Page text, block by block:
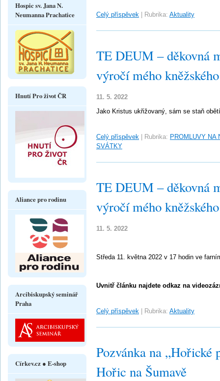
Celý příspěvek Rubrika: Aktuality
TE DEUM – děkovná
výročí mého
11. 5. 2022
Jako Kristus ukřižovaný, sám se staň obětí
Celý příspěvek Rubrika: PROMLUVY NA
SVÁTKY
TE DEUM – děkovná
výročí mého
11. 5. 2022
Středa 11. května 2022 v 17 hodin ve
Uvnitř článku najdete odkaz na
Celý příspěvek Rubrika: Aktuality
Pozvánka na „Hořické
Hořic na Šumavě
Hospic sv. Jana N.
Neumanna Prachatice
Hnutí Pro život ČR
Aliance pro rodinu
Arcibiskupský seminář
Praha
Církev.cz ● E-shop